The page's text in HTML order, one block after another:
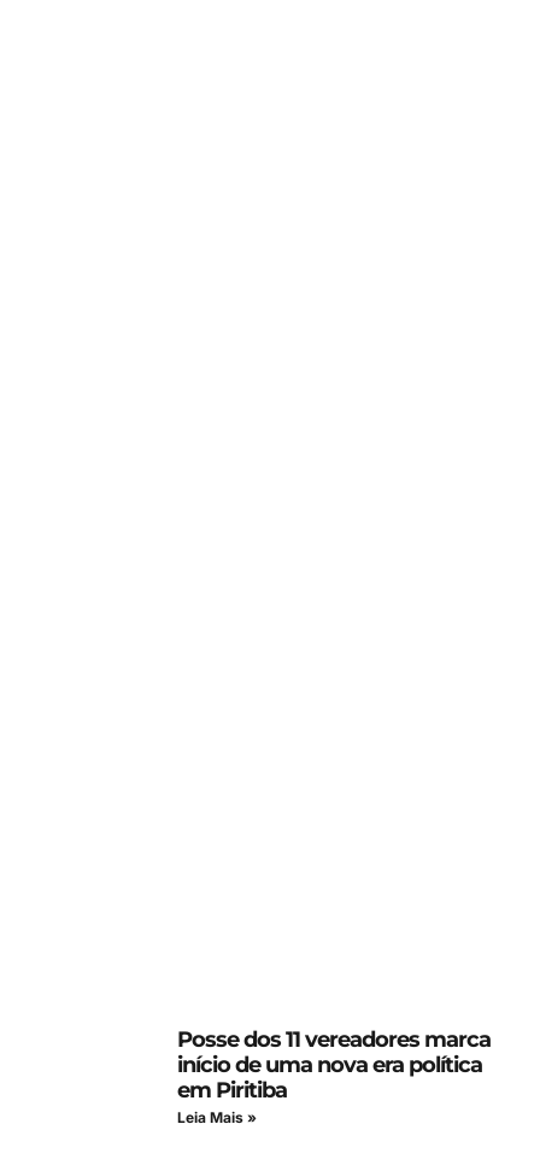
Posse dos 11 vereadores marca
início de uma nova era política
em Piritiba
Leia Mais »